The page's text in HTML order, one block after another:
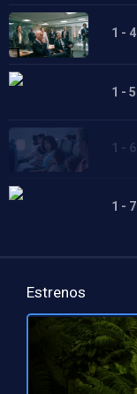
1 - 4
1 - 5
1 - 6
1 - 7
Estrenos